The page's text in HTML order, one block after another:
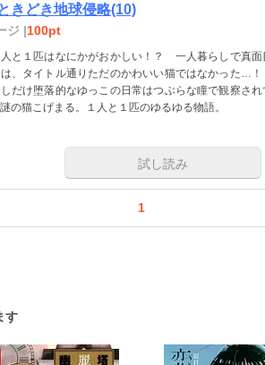
きどき地球侵略(10)
ジ |100pt
人と１匹はなにかがおかしい！？ 一人暮らしで真
、タイトル通りただのかわいい猫ではなかった…
だけ堕落的なゆっこの日常はつぶらな瞳で観察さ
の猫こげまる。１人と１匹のゆるゆる物語。
試し読み
1
す